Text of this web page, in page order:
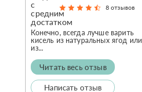
8 отзывов
Конечно, всегда лучше варить
кисель из натуральных ягод или
из...
Читать весь отзыв
Написать отзыв